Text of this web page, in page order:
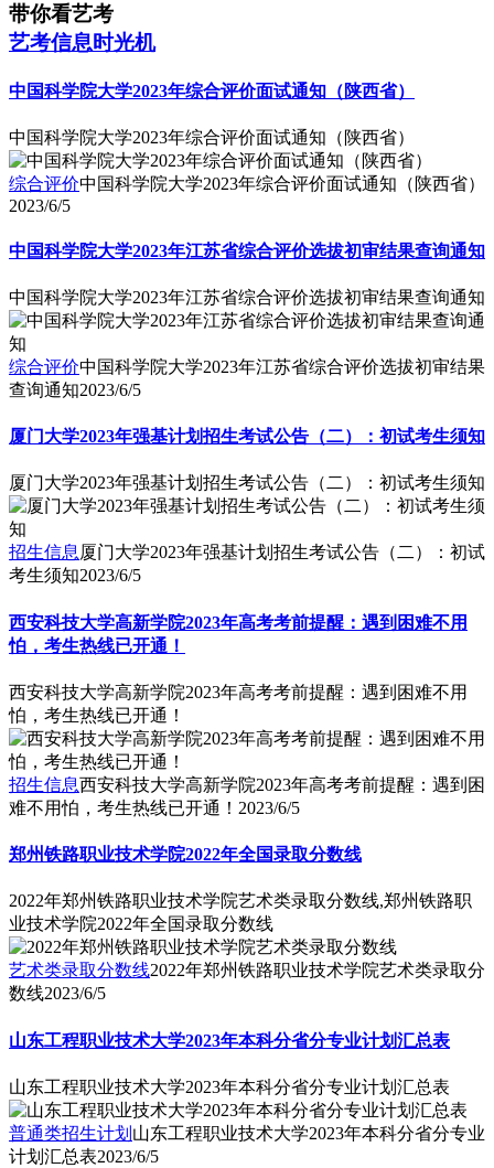
带你看艺考
艺考信息时光机
中国科学院大学2023年综合评价面试通知（陕西省）
中国科学院大学2023年综合评价面试通知（陕西省）
综合评价中国科学院大学2023年综合评价面试通知（陕西省）
2023/6/5
中国科学院大学2023年江苏省综合评价选拔初审结果查询通知
中国科学院大学2023年江苏省综合评价选拔初审结果查询通知
综合评价中国科学院大学2023年江苏省综合评价选拔初审结果
查询通知2023/6/5
厦门大学2023年强基计划招生考试公告（二）：初试考生须知
厦门大学2023年强基计划招生考试公告（二）：初试考生须知
招生信息厦门大学2023年强基计划招生考试公告（二）：初试
考生须知2023/6/5
西安科技大学高新学院2023年高考考前提醒：遇到困难不用
怕，考生热线已开通！
西安科技大学高新学院2023年高考考前提醒：遇到困难不用
怕，考生热线已开通！
招生信息西安科技大学高新学院2023年高考考前提醒：遇到困
难不用怕，考生热线已开通！ 2023/6/5
郑州铁路职业技术学院2022年全国录取分数线
2022年郑州铁路职业技术学院艺术类录取分数线,郑州铁路职
业技术学院2022年全国录取分数线
艺术类录取分数线2022年郑州铁路职业技术学院艺术类录取分
数线2023/6/5
山东工程职业技术大学2023年本科分省分专业计划汇总表
山东工程职业技术大学2023年本科分省分专业计划汇总表
普通类招生计划 山东工程职业技术大学2023年本科分省分专业
计划汇总表2023/6/5